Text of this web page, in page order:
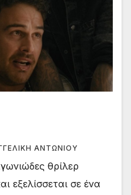
ΑΝΤΩΝΊΟΥ
θρίλερ
εξελίσσεται σε ένα